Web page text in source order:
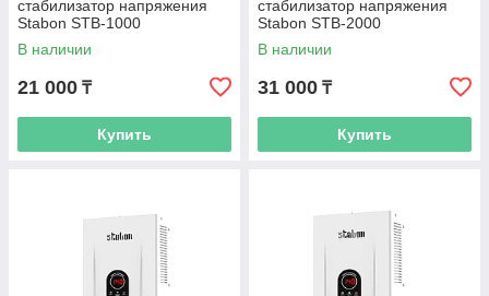
стабилизатор напряжения
Stabon STB-1000
В наличии
21 000 ₸
Купить
стабилизатор напряжения
Stabon STB-2000
В наличии
31 000 ₸
Купить